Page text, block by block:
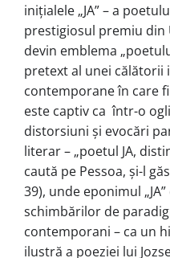
inițialele „JA” – a
prestigiosul premiu din
devin emblema
pretext al unei
contemporane în care
este captiv ca într-o
distorsiuni şi evocări
literar – „poetul JA,
caută pe Pessoa, şi-l
39), unde eponimul
schimbărilor de
contemporani – ca un
ilustră a poeziei lui